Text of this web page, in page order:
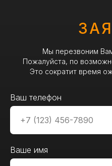
Мы перезвоним
Пожалуйста, по
Это сократит время
Ваш телефон
Ваше имя